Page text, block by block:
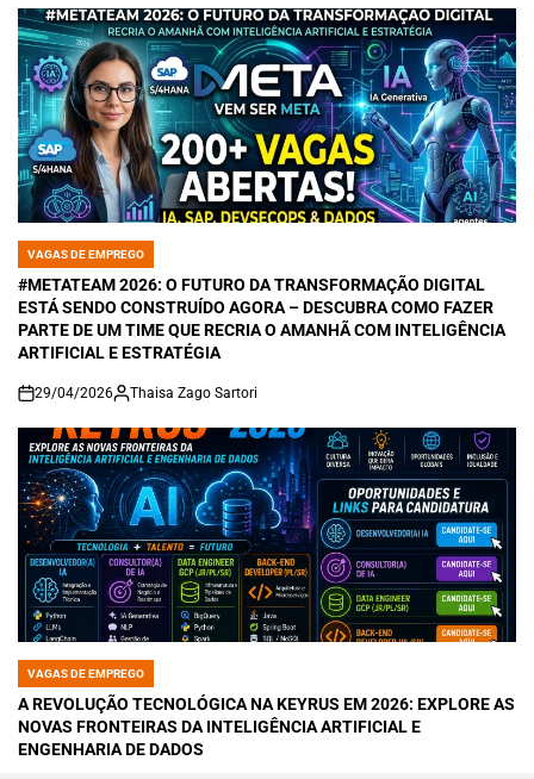
POSTED
IN
VAGAS DE EMPREGO
#METATEAM 2026: O FUTURO DA TRANSFORMAÇÃO DIGITAL
ESTÁ SENDO CONSTRUÍDO AGORA – DESCUBRA COMO FAZER
PARTE DE UM TIME QUE RECRIA O AMANHÃ COM INTELIGÊNCIA
ARTIFICIAL E ESTRATÉGIA
on
29/04/2026 Thaisa Zago Sartori
POSTED
IN
VAGAS DE EMPREGO
A REVOLUÇÃO TECNOLÓGICA NA KEYRUS EM 2026: EXPLORE AS
NOVAS FRONTEIRAS DA INTELIGÊNCIA ARTIFICIAL E
ENGENHARIA DE DADOS